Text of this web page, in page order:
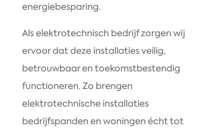
energiebesparing.
Als elektrotechnisch bedrijf zorgen wij
ervoor dat deze installaties veilig,
betrouwbaar en toekomstbestendig
functioneren. Zo brengen
elektrotechnische installaties
bedrijfspanden en woningen écht tot